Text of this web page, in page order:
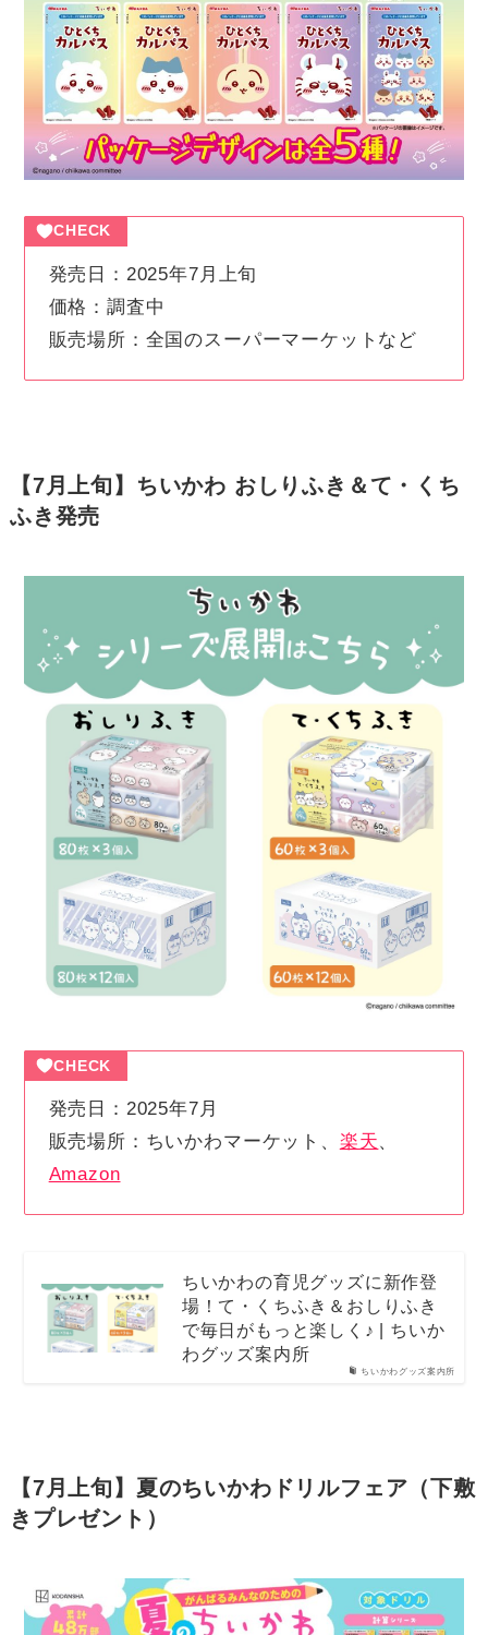
CHECK
発売日：2025年7月上旬
価格：調査中
販売場所：全国のスーパーマーケットなど
【7月上旬】ちいかわ おしりふき＆て・くち
ふき発売
CHECK
発売日：2025年7月
販売場所：ちいかわマーケット、 楽天、
Amazon
ちいかわグッズ案内所
ちいかわの育児グッズに新作登
場！て・くちふき＆おしりふき
で毎日がもっと楽しく♪ | ちいか
わグッズ案内所
【7月上旬】夏のちいかわドリルフェア（下敷
きプレゼント）